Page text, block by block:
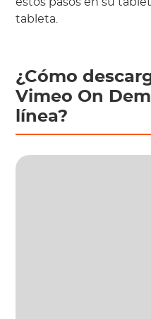
tableta.
¿Cómo
Vimeo On
línea?